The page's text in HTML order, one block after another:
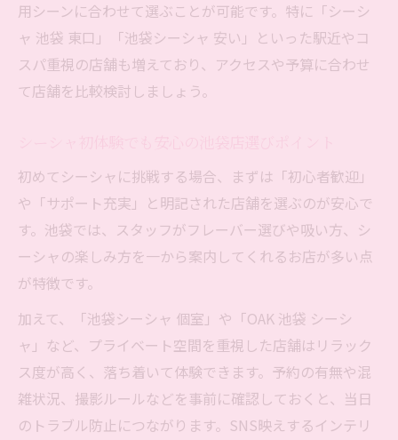
用シーンに合わせて選ぶことが可能です。特に「シーシ
ャ 池袋 東口」「池袋シーシャ 安い」といった駅近やコ
スパ重視の店舗も増えており、アクセスや予算に合わせ
て店舗を比較検討しましょう。
初めてシーシャに挑戦する場合、まずは「初心者歓迎」
や「サポート充実」と明記された店舗を選ぶのが安心で
す。池袋では、スタッフがフレーバー選びや吸い方、シ
ーシャの楽しみ方を一から案内してくれるお店が多い点
が特徴です。
加えて、「池袋シーシャ 個室」や「OAK 池袋 シーシ
ャ」など、プライベート空間を重視した店舗はリラック
ス度が高く、落ち着いて体験できます。予約の有無や混
雑状況、撮影ルールなどを事前に確認しておくと、当日
のトラブル防止につながります。SNS映えするインテリ